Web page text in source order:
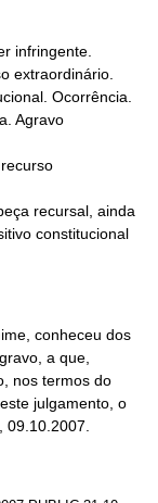
infringente.
conheceu dos
a que,
nos termos do
julgamento, o
09.10.2007.